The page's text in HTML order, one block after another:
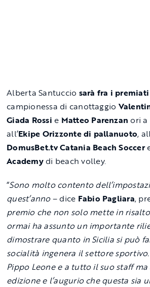
Alberta Santuccio sarà fra i
campionessa di canottaggio
Giada Rossi e Matteo Parenzan ori
all’Ekipe Orizzonte di pallanuoto,
DomusBet.tvCatania Beach Soccer
Academy di beach volley.
“Sono molto contento
quest’anno– dice Fabio Pagliara,
premio che non solo mette in
ormai ha assunto un importante
dimostrare quanto in Sicilia si può
socialità ingenera il settore
Pippo Leone e a tutto il suo staff
edizione e l’augurio che questa sia